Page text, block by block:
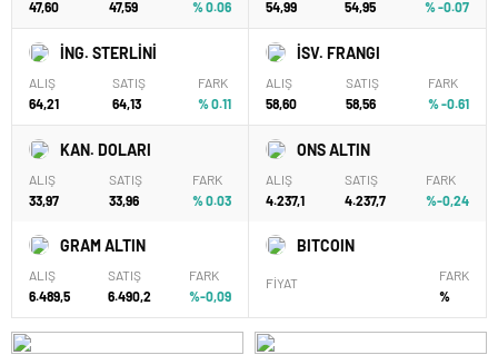
47,60
47,59
% 0.06
54,99
54,95
% -0.07
İNG. STERLİNİ
ALIŞ
64,21
SATIŞ
64,13
FARK
% 0.11
İSV. FRANGI
ALIŞ
58,60
SATIŞ
58,56
FARK
% -0.61
KAN. DOLARI
ALIŞ
33,97
SATIŞ
33,96
FARK
% 0.03
ONS ALTIN
ALIŞ
4.237,1
SATIŞ
4.237,7
FARK
%-0,24
GRAM ALTIN
ALIŞ
6.489,5
SATIŞ
6.490,2
FARK
%-0,09
BITCOIN
FİYAT
FARK
%